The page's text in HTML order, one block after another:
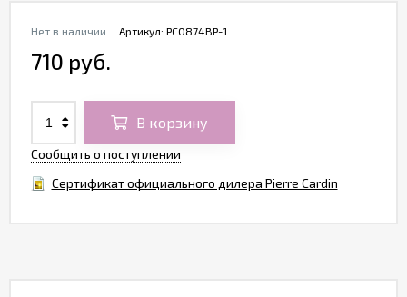
Артикул: PC0874BP-1
Нет в наличии
710 руб.
В корзину
Сообщить о поступлении
Сертификат официального дилера Pierre Cardin